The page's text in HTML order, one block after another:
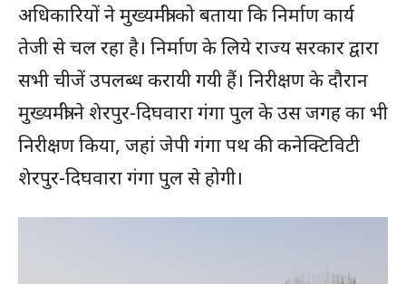
अधिकारियों ने मुख्यमंत्री को बताया कि निर्माण कार्य
तेजी से चल रहा है। निर्माण के लिये राज्य सरकार द्वारा
सभी चीजें उपलब्ध करायी गयी हैं। निरीक्षण के दौरान
मुख्यमंत्री ने शेरपुर-दिघवारा गंगा पुल के उस जगह का भी
निरीक्षण किया, जहां जेपी गंगा पथ की कनेक्टिविटी
शेरपुर-दिघवारा गंगा पुल से होगी।